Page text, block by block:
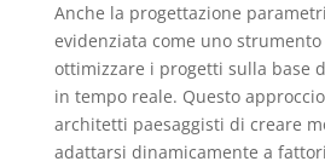
Anche la progettazione
evidenziata come uno
ottimizzare i progetti sulla base
in tempo reale. Questo
architetti paesaggisti di creare
adattarsi dinamicamente a